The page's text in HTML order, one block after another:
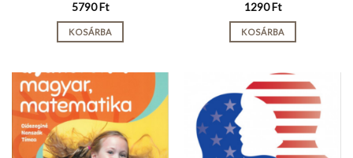
5790Ft
KOSÁRBA
1290Ft
KOSÁRBA